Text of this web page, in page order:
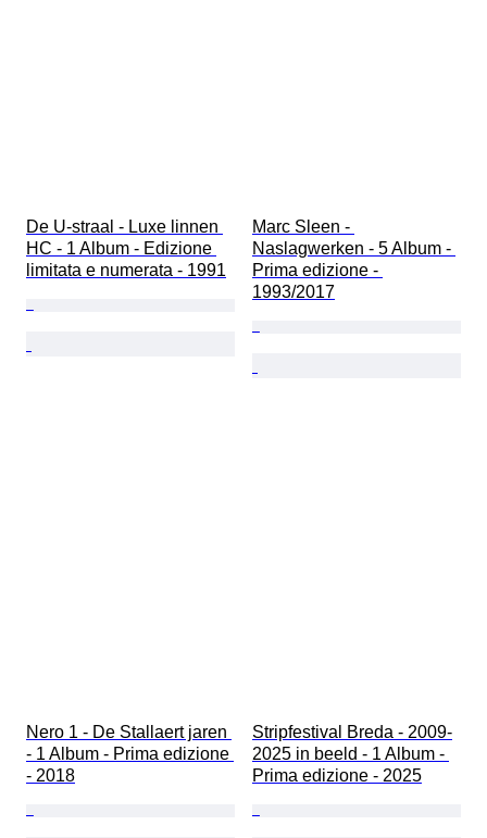
De U-straal - Luxe linnen
HC - 1 Album - Edizione
limitata e numerata - 1991
Marc Sleen -
Naslagwerken - 5 Album -
Prima edizione -
1993/2017
Nero 1 - De Stallaert jaren
- 1 Album - Prima edizione
- 2018
Stripfestival Breda - 2009-
2025 in beeld - 1 Album -
Prima edizione - 2025